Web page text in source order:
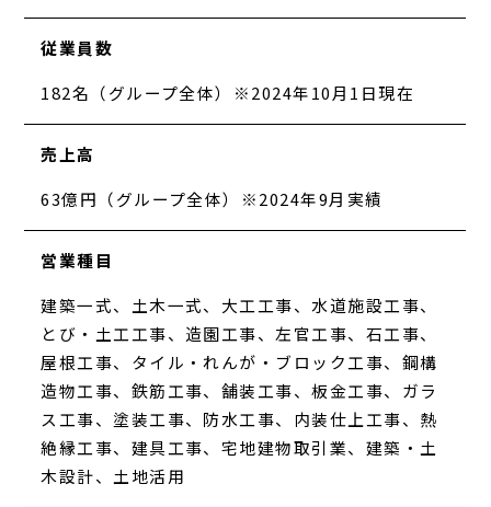
従業員数
182名（グループ全体）※2024年10月1日現在
売上高
63億円（グループ全体）※2024年9月実績
営業種目
建築一式、土木一式、大工工事、水道施設工事、
とび・土工工事、造園工事、左官工事、石工事、
屋根工事、タイル・れんが・ブロック工事、鋼構
造物工事、鉄筋工事、舗装工事、板金工事、ガラ
ス工事、塗装工事、防水工事、内装仕上工事、熱
絶縁工事、建具工事、宅地建物取引業、建築・土
木設計、土地活用